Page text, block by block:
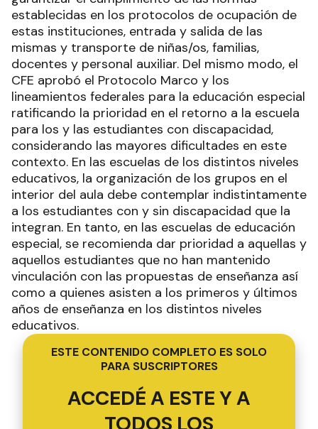
establecidas en los protocolos de ocupación de
estas instituciones, entrada y salida de las
mismas y transporte de niñas/os, familias,
docentes y personal auxiliar. Del mismo modo, el
CFE aprobó el Protocolo Marco y los
lineamientos federales para la educación especial
ratificando la prioridad en el retorno a la escuela
para los y las estudiantes con discapacidad,
considerando las mayores dificultades en este
contexto. En las escuelas de los distintos niveles
educativos, la organización de los grupos en el
interior del aula debe contemplar indistintamente
a los estudiantes con y sin discapacidad que la
integran. En tanto, en las escuelas de educación
especial, se recomienda dar prioridad a aquellas y
aquellos estudiantes que no han mantenido
vinculación con las propuestas de enseñanza así
como a quienes asisten a los primeros y últimos
años de enseñanza en los distintos niveles
educativos.
ESTE CONTENIDO COMPLETO ES SOLO
PARA SUSCRIPTORES
ACCEDÉ A ESTE Y A
TODOS LOS